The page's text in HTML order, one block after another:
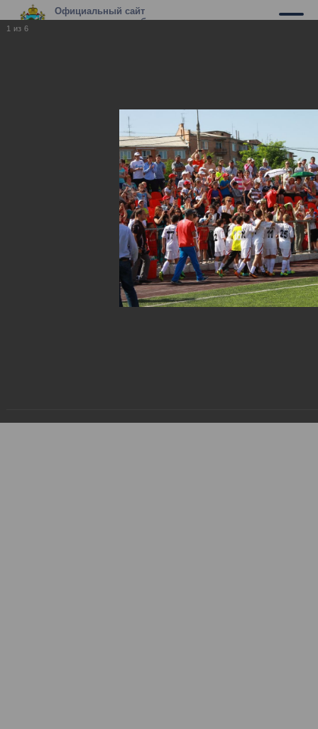
Официальный сайт
муниципального образования г.
года рождения», 2014 год
«Кубок полномочного представителя в СКФО
среди детских команд 2002 года рождения», 2014
год
21.07.2014
1 из 6